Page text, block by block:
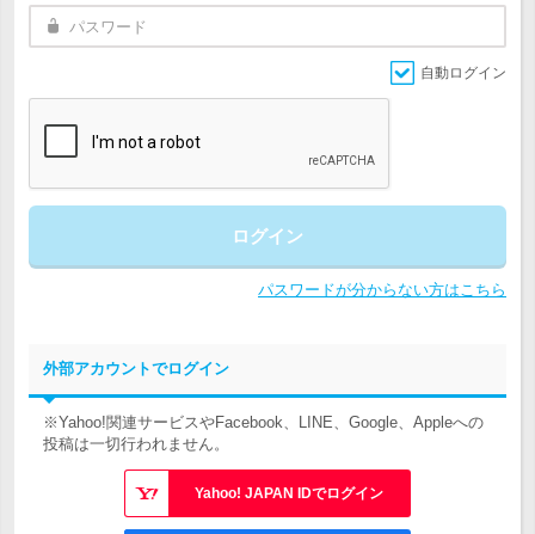
自動ログイン
ログイン
パスワードが分からない方はこちら
外部アカウントでログイン
※Yahoo!関連サービスやFacebook、LINE、Google、Appleへの
投稿は一切行われません。
Yahoo! JAPAN IDでログイン